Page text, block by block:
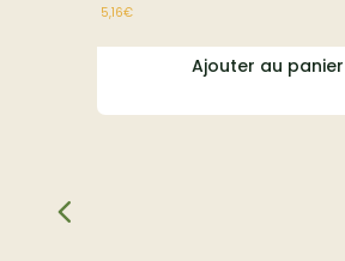
5,16€
Ajouter au panier